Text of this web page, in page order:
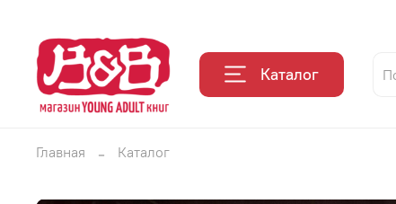
Каталог
Главная Каталог